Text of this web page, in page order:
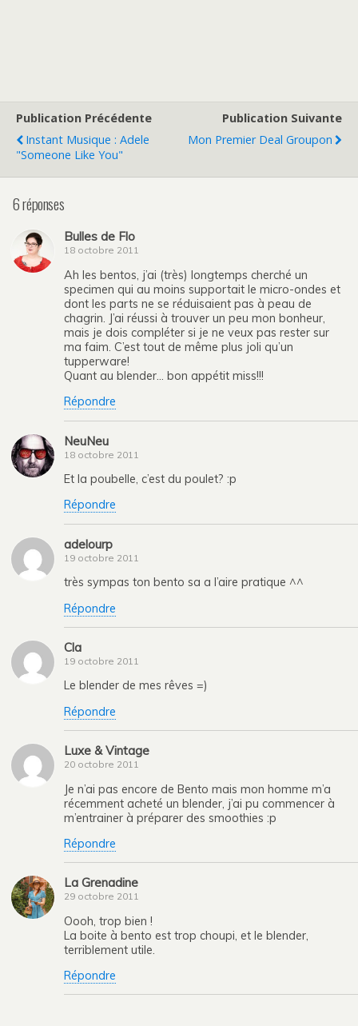
Publication Précédente
Instant Musique : Adele
"Someone Like You"
Publication Suivante
Mon Premier Deal Groupon
6 réponses
Bulles de Flo
18 octobre 2011
Ah les bentos, j’ai (très) longtemps cherché un
specimen qui au moins supportait le micro-ondes et
dont les parts ne se réduisaient pas à peau de
chagrin. J’ai réussi à trouver un peu mon bonheur,
mais je dois compléter si je ne veux pas rester sur
ma faim. C’est tout de même plus joli qu’un
tupperware!
Quant au blender… bon appétit miss!!!
Répondre
NeuNeu
18 octobre 2011
Et la poubelle, c’est du poulet? :p
Répondre
adelourp
19 octobre 2011
très sympas ton bento sa a l’aire pratique ^^
Répondre
Cla
19 octobre 2011
Le blender de mes rêves =)
Répondre
Luxe & Vintage
20 octobre 2011
Je n’ai pas encore de Bento mais mon homme m’a
récemment acheté un blender, j’ai pu commencer à
m’entrainer à préparer des smoothies :p
Répondre
La Grenadine
29 octobre 2011
Oooh, trop bien !
La boite à bento est trop choupi, et le blender,
terriblement utile.
Répondre